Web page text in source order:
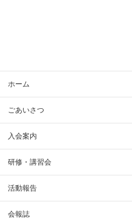
ホーム
ごあいさつ
入会案内
研修・講習会
活動報告
会報誌